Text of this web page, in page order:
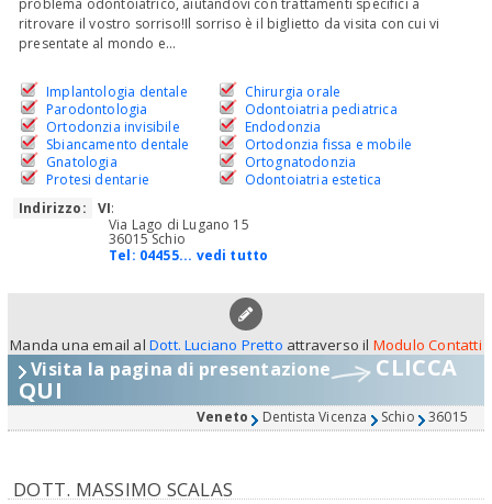
problema odontoiatrico, aiutandovi con trattamenti specifici a
ritrovare il vostro sorriso!Il sorriso è il biglietto da visita con cui vi
presentate al mondo e...
Implantologia dentale
Parodontologia
Ortodonzia invisibile
Sbiancamento dentale
Gnatologia
Protesi dentarie
Chirurgia orale
Odontoiatria pediatrica
Endodonzia
Ortodonzia fissa e mobile
Ortognatodonzia
Odontoiatria estetica
Indirizzo:
VI:
Via Lago di Lugano 15
36015 Schio
Tel: 04455... vedi tutto
Manda una email al Dott. Luciano Pretto attraverso il Modulo Contatti
Visita la pagina di presentazione CLICCA
QUI
Veneto Dentista Vicenza Schio 36015
DOTT. MASSIMO SCALAS